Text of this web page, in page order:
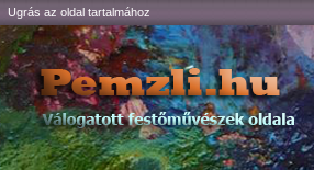
Ugrás az oldal tartalmához